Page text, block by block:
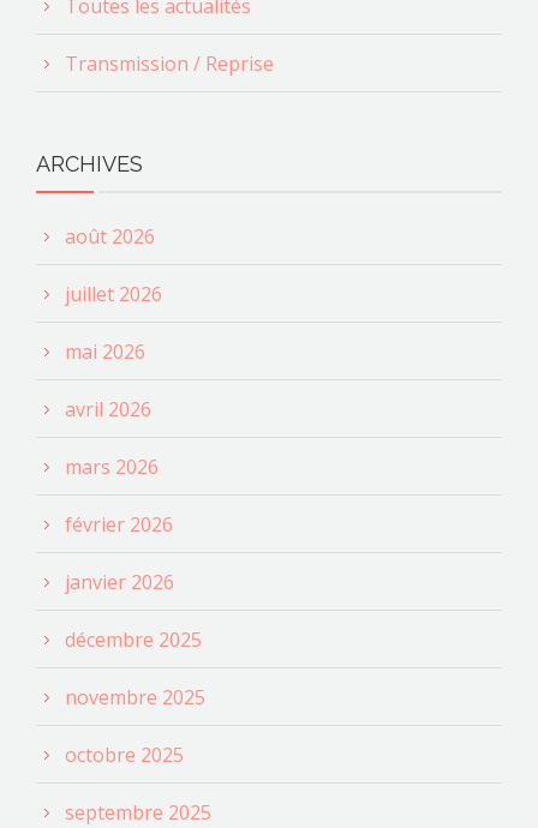
Toutes les actualités
Transmission / Reprise
ARCHIVES
août 2026
juillet 2026
mai 2026
avril 2026
mars 2026
février 2026
janvier 2026
décembre 2025
novembre 2025
octobre 2025
septembre 2025